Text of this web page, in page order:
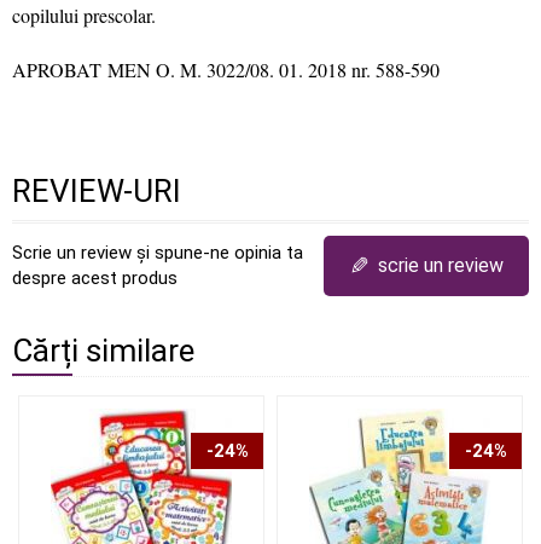
copilului prescolar.
APROBAT MEN O. M. 3022/08. 01. 2018 nr. 588-590
REVIEW-URI
Scrie un review și spune-ne opinia ta
despre acest produs
✎ scrie un review
Cărți similare
-24% -24%